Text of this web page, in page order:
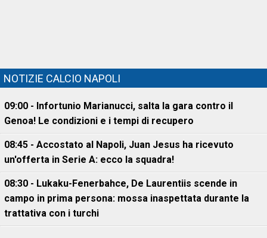
NOTIZIE CALCIO NAPOLI
09:00 - Infortunio Marianucci, salta la gara contro il
Genoa! Le condizioni e i tempi di recupero
08:45 - Accostato al Napoli, Juan Jesus ha ricevuto
un'offerta in Serie A: ecco la squadra!
08:30 - Lukaku-Fenerbahce, De Laurentiis scende in
campo in prima persona: mossa inaspettata durante la
trattativa con i turchi